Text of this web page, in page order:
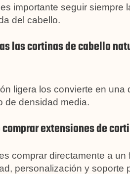
importante seguir siempre
del cabello.
las cortinas de cabello
ligera los convierte en
de densidad media.
comprar extensiones de
comprar directamente a
personalización y soporte